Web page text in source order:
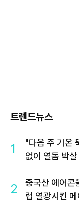
트렌드뉴스
1
"다음 주 기온
없이 열돔 박
2
중국산 에어콘
럽 열광시킨 메